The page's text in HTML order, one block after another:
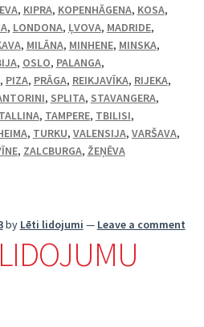
, KIPRA, KOPENHĀGENA, KOSA,
, LONDONA, ĻVOVA, MADRIDE,
, MILĀNA, MINHENE, MINSKA,
, OSLO, PALANGA,
, PIZA, PRĀGA, REIKJAVĪKA, RIJEKA,
, SPLITA, STAVANGERA,
TALLINA, TAMPERE, TBILISI,
, TURKU, VALENSIJA, VARŠAVA,
, ZALCBURGA, ŽEŅĒVA
by Lēti lidojumi — Leave a comment